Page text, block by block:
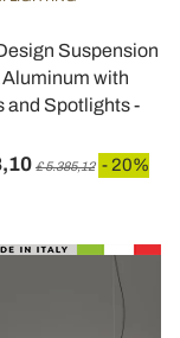
Suspension
Aluminum with
and Spotlights -
£ 5.385,12 - 20%